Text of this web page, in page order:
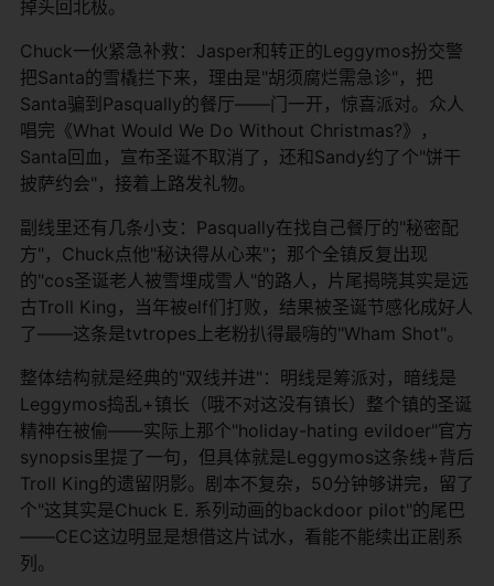
掉头回北极。
Chuck一伙紧急补救：Jasper和转正的Leggymos扮交警
把Santa的雪橇拦下来，理由是"胡须腐烂需急诊"，把
Santa骗到Pasqually的餐厅——门一开，惊喜派对。众人
唱完《What Would We Do Without Christmas?》，
Santa回血，宣布圣诞不取消了，还和Sandy约了个"饼干
披萨约会"，接着上路发礼物。
副线里还有几条小支：Pasqually在找自己餐厅的"秘密配
方"，Chuck点他"秘诀得从心来"；那个全镇反复出现
的"cos圣诞老人被雪埋成雪人"的路人，片尾揭晓其实是远
古Troll King，当年被elf们打败，结果被圣诞节感化成好人
了——这条是tvtropes上老粉扒得最嗨的"Wham Shot"。
整体结构就是经典的"双线并进"：明线是筹派对，暗线是
Leggymos捣乱+镇长（哦不对这没有镇长）整个镇的圣诞
精神在被偷——实际上那个"holiday-hating evildoer"官方
synopsis里提了一句，但具体就是Leggymos这条线+背后
Troll King的遗留阴影。剧本不复杂，50分钟够讲完，留了
个"这其实是Chuck E. 系列动画的backdoor pilot"的尾巴
——CEC这边明显是想借这片试水，看能不能续出正剧系
列。